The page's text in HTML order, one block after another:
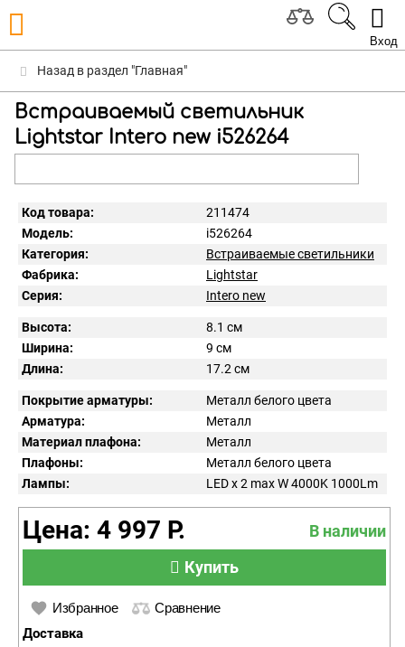
Вход
Назад в раздел "Главная"
Встраиваемый светильник
Lightstar Intero new i526264
Код товара:
211474
Модель:
i526264
Категория:
Встраиваемые светильники
Фабрика:
Lightstar
Серия:
Intero new
Высота:
8.1 см
Ширина:
9 см
Длина:
17.2 см
Покрытие арматуры:
Металл белого цвета
Арматура:
Металл
Материал плафона:
Металл
Плафоны:
Металл белого цвета
Лампы:
LED x 2 max W 4000K 1000Lm
Цена: 4 997 Р.
В наличии
Купить
Избранное Сравнение
Доставка